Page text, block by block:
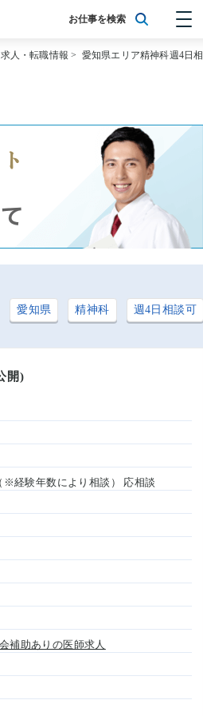
お仕事を検索
人・転職情報 > 愛知県エリア精神科週4日相
愛知県 精神科 週4日相談可
開)
※経験年数により相談） 応相談
補助ありの医師求人